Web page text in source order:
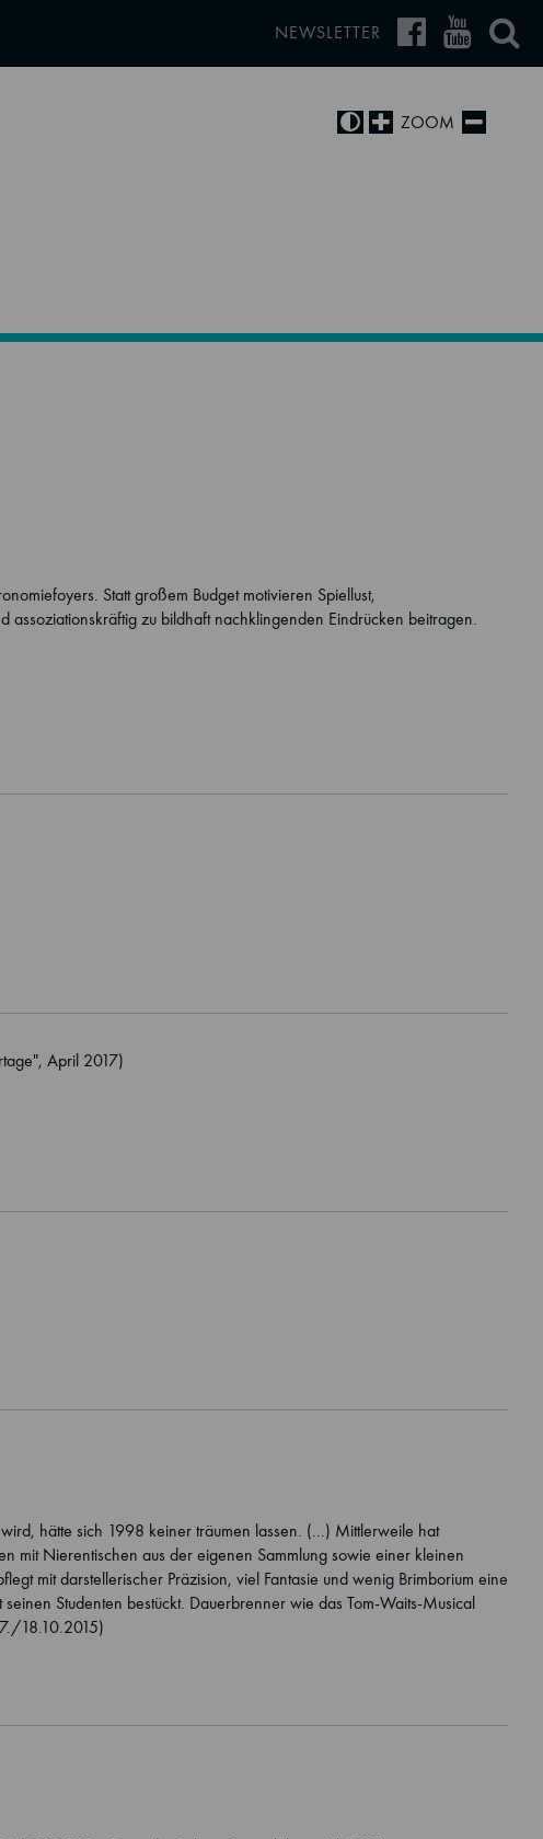
NEWSLETTER
ZOOM
Statt großem Budget motivieren Spiellust,
zu bildhaft nachklingenden Eindrücken beitragen.
April 2017)
hätte sich 1998 keiner träumen lassen. (...) Mittlerweile hat
mit Nierentischen aus der eigenen Sammlung sowie einer kleinen
mit darstellerischer Präzision, viel Fantasie und wenig Brimborium eine
Studenten bestückt. Dauerbrenner wie das Tom-Waits-Musical
18.10.2015)